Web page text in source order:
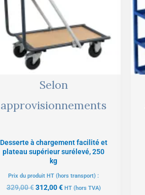
Selon
approvisionnements
Desserte à chargement facilité et
plateau supérieur surélevé, 250
kg
Prix du produit HT (hors transport) :
329,00€ 312,00€ HT (hors TVA)